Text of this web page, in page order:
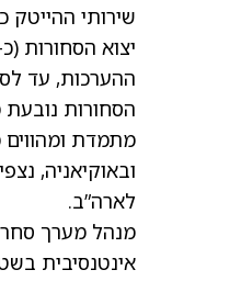
שירותי ההייטק
הסחורות נובעת
לארה”ב.
מנהל מערך סחר
אינטנסיבית